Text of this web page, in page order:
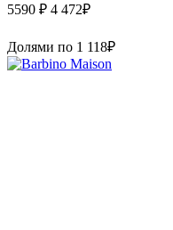
5590 ₽ 4 472₽
Долями по 1 118₽